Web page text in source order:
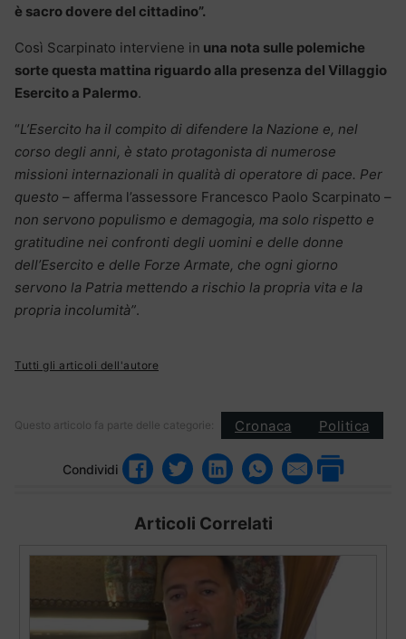
è sacro dovere del cittadino”.
Così Scarpinato interviene in una nota sulle polemiche
sorte questa mattina riguardo alla presenza del Villaggio
Esercito a Palermo.
“L’Esercito ha il compito di difendere la Nazione e, nel
corso degli anni, è stato protagonista di numerose
missioni internazionali in qualità di operatore di pace. Per
questo – afferma l’assessore Francesco Paolo Scarpinato –
non servono populismo e demagogia, ma solo rispetto e
gratitudine nei confronti degli uomini e delle donne
dell’Esercito e delle Forze Armate, che ogni giorno
servono la Patria mettendo a rischio la propria vita e la
propria incolumità”.
Tutti gli articoli dell'autore
Questo articolo fa parte delle categorie: Cronaca Politica
Condividi
Articoli Correlati